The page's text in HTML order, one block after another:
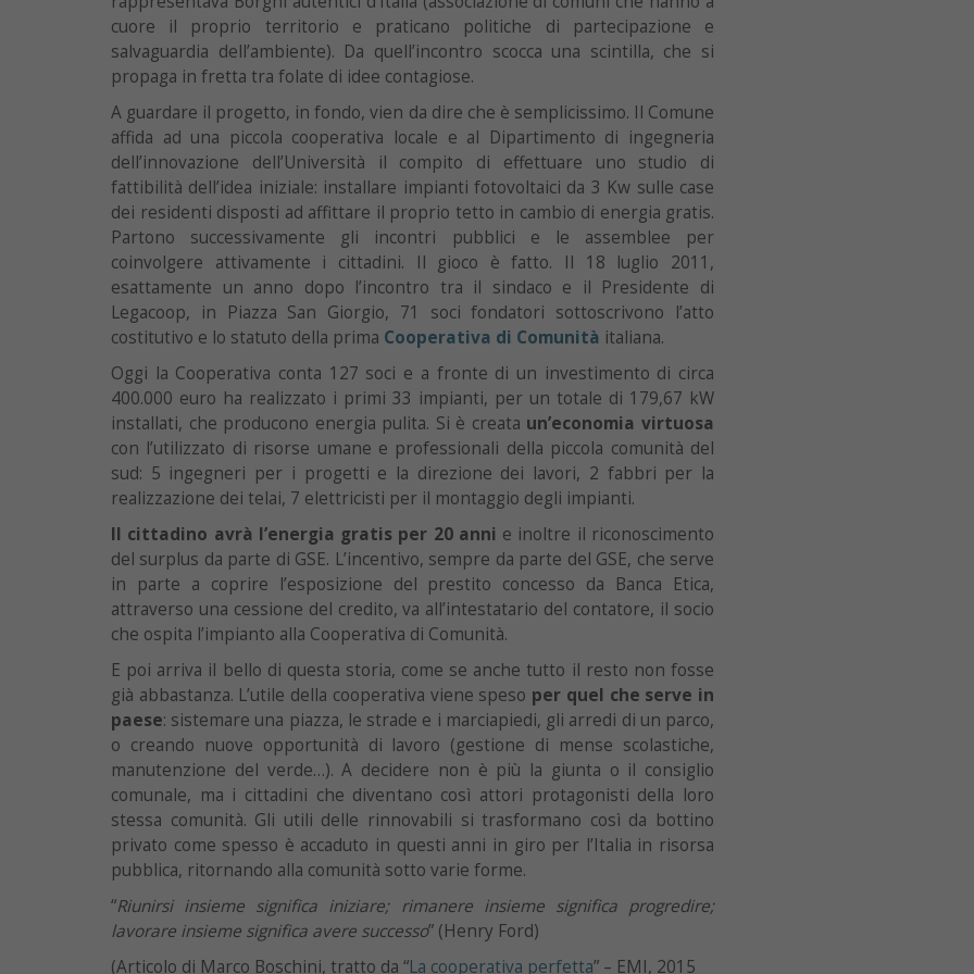
cuore il proprio territorio e praticano politiche di partecipazione e
salvaguardia dell’ambiente). Da quell’incontro scocca una scintilla, che si
propaga in fretta tra folate di idee contagiose.
A guardare il progetto, in fondo, vien da dire che è semplicissimo. Il Comune
affida ad una piccola cooperativa locale e al Dipartimento di ingegneria
dell’innovazione dell’Università il compito di effettuare uno studio di
fattibilità dell’idea iniziale: installare impianti fotovoltaici da 3 Kw sulle case
dei residenti disposti ad affittare il proprio tetto in cambio di energia gratis.
Partono successivamente gli incontri pubblici e le assemblee per
coinvolgere attivamente i cittadini. Il gioco è fatto. Il 18 luglio 2011,
esattamente un anno dopo l’incontro tra il sindaco e il Presidente di
Legacoop, in Piazza San Giorgio, 71 soci fondatori sottoscrivono l’atto
costitutivo e lo statuto della prima Cooperativa di Comunità italiana.
Oggi la Cooperativa conta 127 soci e a fronte di un investimento di circa
400.000 euro ha realizzato i primi 33 impianti, per un totale di 179,67 kW
installati, che producono energia pulita. Si è creata un’economia virtuosa
con l’utilizzato di risorse umane e professionali della piccola comunità del
sud: 5 ingegneri per i progetti e la direzione dei lavori, 2 fabbri per la
realizzazione dei telai, 7 elettricisti per il montaggio degli impianti.
Il cittadino avrà l’energia gratis per 20 anni e inoltre il riconoscimento
del surplus da parte di GSE. L’incentivo, sempre da parte del GSE, che serve
in parte a coprire l’esposizione del prestito concesso da Banca Etica,
attraverso una cessione del credito, va all’intestatario del contatore, il socio
che ospita l’impianto alla Cooperativa di Comunità.
E poi arriva il bello di questa storia, come se anche tutto il resto non fosse
già abbastanza. L’utile della cooperativa viene speso per quel che serve in
paese: sistemare una piazza, le strade e i marciapiedi, gli arredi di un parco,
o creando nuove opportunità di lavoro (gestione di mense scolastiche,
manutenzione del verde…). A decidere non è più la giunta o il consiglio
comunale, ma i cittadini che diventano così attori protagonisti della loro
stessa comunità. Gli utili delle rinnovabili si trasformano così da bottino
privato come spesso è accaduto in questi anni in giro per l’Italia in risorsa
pubblica, ritornando alla comunità sotto varie forme.
“Riunirsi insieme significa iniziare; rimanere insieme significa progredire;
lavorare insieme significa avere successo” (Henry Ford)
(Articolo di Marco Boschini, tratto da “La cooperativa perfetta” – EMI, 2015